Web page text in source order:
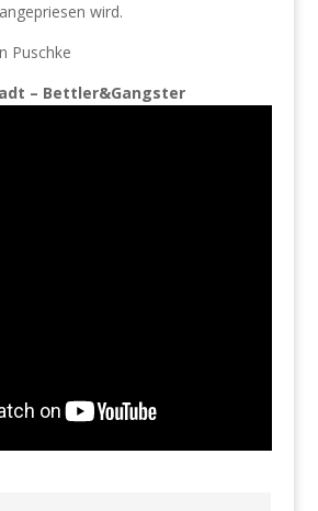
wird.
Puschke
– Bettler&Gangster